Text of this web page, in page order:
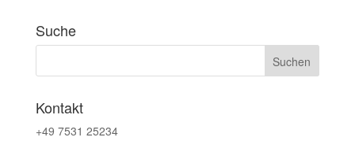
Suche
Kontakt
+49 7531 25234